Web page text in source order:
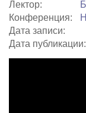
Лектор:
Конференция:
Дата записи:
Дата публикации: